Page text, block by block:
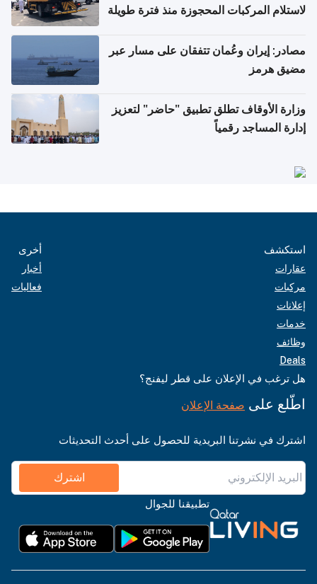
لاستلام المركبات المحجوزة منذ فترة طويلة
مصادر: إيران وعُمان تتفقان على مسار عبر
مضيق هرمز
وزارة الأوقاف تطلق تطبيق "حاضر" لتعزيز
إدارة المساجد رقمياً
استكشف
عقارات
مركبات
إعلانات
خدمات
وظائف
Deals
أخرى
أخبار
فعاليات
هل ترغب في الإعلان على قطر ليفنج؟
اطّلع على صفحة الإعلان
اشترك في نشرتنا البريدية للحصول على أحدث التحديثات
اشترك
تطبيقنا للجوال